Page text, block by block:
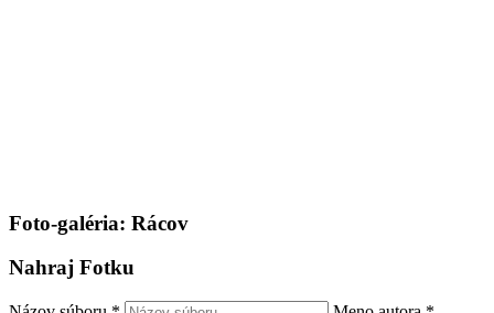
Foto-galéria: Rácov
Nahraj Fotku